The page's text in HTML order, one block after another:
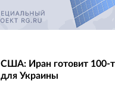
США: Иран готовит 100-
для Украины